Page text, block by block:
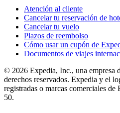
Atención al cliente
Cancelar tu reservación de
Cancelar tu vuelo
Plazos de reembolso
Cómo usar un cupón de
Documentos de viajes
© 2026 Expedia, Inc., una empresa
derechos reservados. Expedia y el
registradas o marcas comerciales
50.